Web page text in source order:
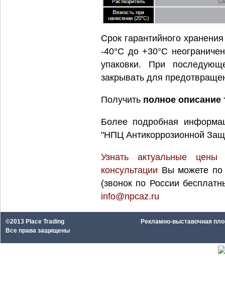
Срок гарантийного
-40°С до +30°С
упаковки. При
закрывать для
Получить полное описание
Более подробная
"НПЦ Антикоррозионной
Узнать актуальные
консультации Вы можете
(звонок по России
info@npcaz.ru
©2013 Place Trading
Все права защищены
Рекламно-выставочная